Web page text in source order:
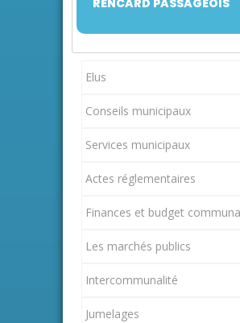
Elus
Conseils municipaux
Services municipaux
Actes réglementaires
Finances et budget
Les marchés publics
Intercommunalité
Jumelages